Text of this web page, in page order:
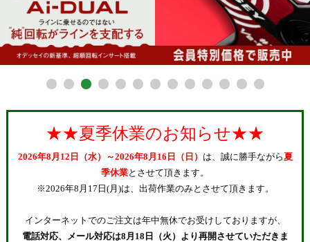
★★夏季休業のお知らせ★★
2026年8月12日（水）～2026年8月16日（日） は、誠に勝手ながら夏
季休業とさせて頂きます。
※2026年8月17日(月)は、出荷作業のみとさせて頂きます。
インターネットでのご注文は年中無休でお受けしておりますが、
電話対応、メール対応は8月18日（火）より再開させていただきま